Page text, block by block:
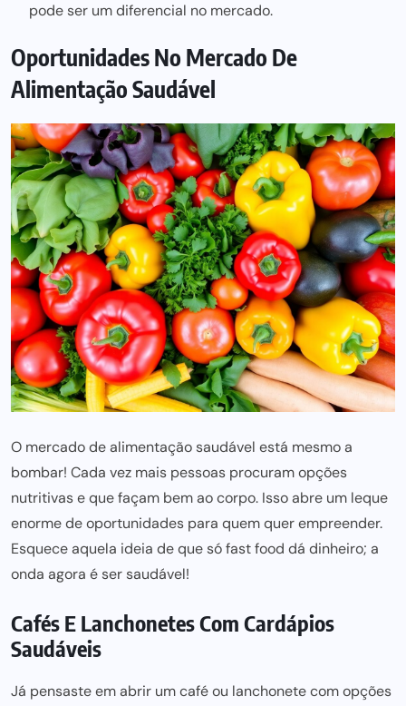
pode ser um diferencial no mercado.
Oportunidades No Mercado De
Alimentação Saudável
O mercado de alimentação saudável está mesmo a
bombar! Cada vez mais pessoas procuram opções
nutritivas e que façam bem ao corpo. Isso abre um leque
enorme de oportunidades para quem quer empreender.
Esquece aquela ideia de que só fast food dá dinheiro; a
onda agora é ser saudável!
Cafés E Lanchonetes Com Cardápios
Saudáveis
Já pensaste em abrir um café ou lanchonete com opções